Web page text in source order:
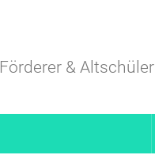
Förderer & Altschüler